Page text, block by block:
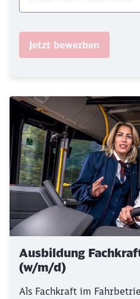
Jetzt bewerben
Ausbildung
(w/m/d)
Als Fachkraft im